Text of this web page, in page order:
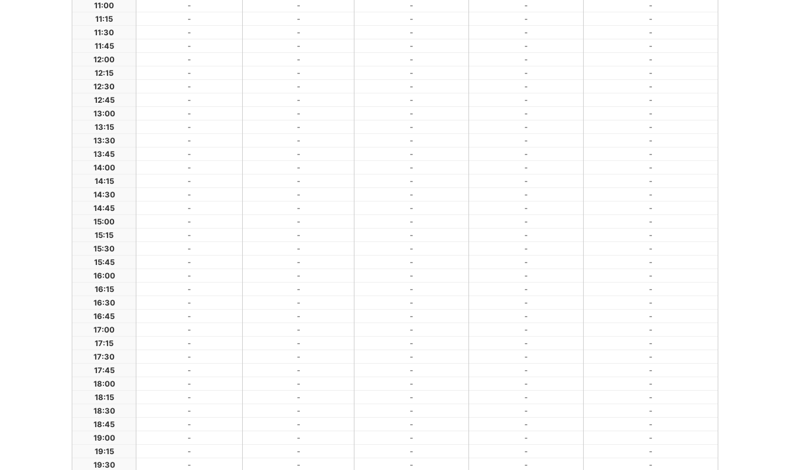
11:00
- - - -
-
11:15
- - - -
-
11:30
- - - -
-
11:45
- - - -
-
12:00
- - - -
-
12:15
- - - -
-
12:30
- - - -
-
12:45
- - - -
-
13:00
- - - -
-
13:15
- - - -
-
13:30
- - - -
-
13:45
- - - -
-
14:00
- - - -
-
14:15
- - - -
-
14:30
- - - -
-
14:45
- - - -
-
15:00
- - - -
-
15:15
- - - -
-
15:30
- - - -
-
15:45
- - - -
-
16:00
- - - -
-
16:15
- - - -
-
16:30
- - - -
-
16:45
- - - -
-
17:00
- - - -
-
17:15
- - - -
-
17:30
- - - -
-
17:45
- - - -
-
18:00
- - - -
-
18:15
- - - -
-
18:30
- - - -
-
18:45
- - - -
-
19:00
- - - -
-
19:15
- - - -
-
19:30
- - - -
-